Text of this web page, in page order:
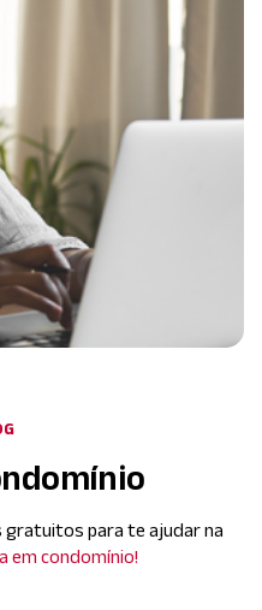
para te ajudar na
em condomínio!